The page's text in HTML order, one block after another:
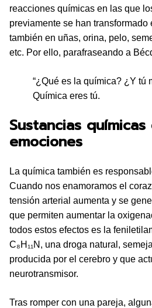
reacciones químicas en las que
previamente se han transformado
también en uñas, orina, pelo,
etc. Por ello, parafraseando a
“¿Qué es la química? ¿Y tú
Química eres tú.
Sustancias
emociones
La química también es
Cuando nos enamoramos el
tensión arterial aumenta y se
que permiten aumentar la
todos estos efectos es la
C₈H₁₁N, una droga natural,
producida por el cerebro y que
neurotransmisor.
Tras romper con una pareja,